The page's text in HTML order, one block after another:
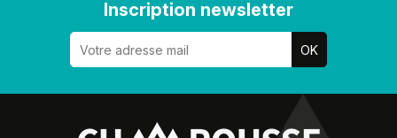
Inscription newsletter